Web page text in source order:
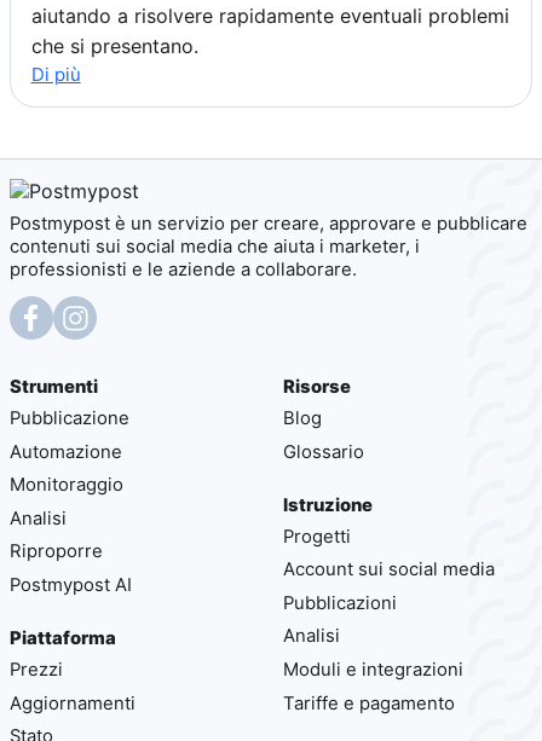
aiutando a risolvere rapidamente eventuali problemi
che si presentano.
Di più
Postmypost è un servizio per creare, approvare e pubblicare
contenuti sui social media che aiuta i marketer, i
professionisti e le aziende a collaborare.
Strumenti
Pubblicazione
Automazione
Monitoraggio
Analisi
Riproporre
Postmypost AI
Piattaforma
Prezzi
Aggiornamenti
Stato
Risorse
Blog
Glossario
Istruzione
Progetti
Account sui social media
Pubblicazioni
Analisi
Moduli e integrazioni
Tariffe e pagamento